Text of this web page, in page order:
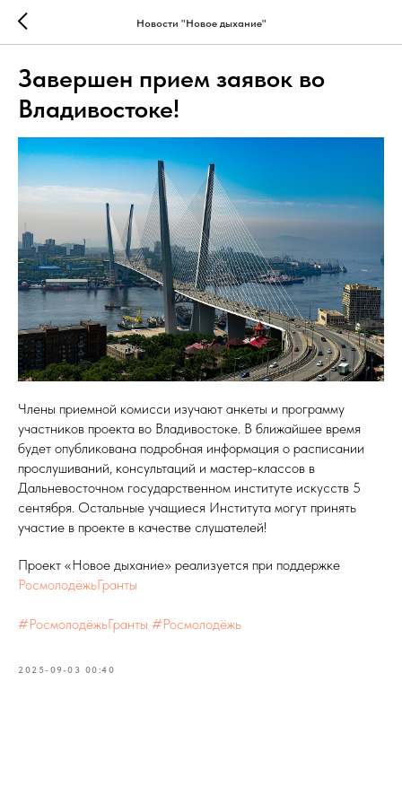
Новости "Новое дыхание"
Завершен прием заявок во
Владивостоке!
Члены приемной комисси изучают анкеты и программу
участников проекта во Владивостоке. В ближайшее время
будет опубликована подробная информация о расписании
прослушиваний, консультаций и мастер-классов в
Дальневосточном государственном институте искусств 5
сентября. Остальные учащиеся Института могут принять
участие в проекте в качестве слушателей!
Проект «Новое дыхание» реализуется при поддержке
РосмолодёжьГранты
#РосмолодёжьГранты #Росмолодёжь
2025-09-03 00:40